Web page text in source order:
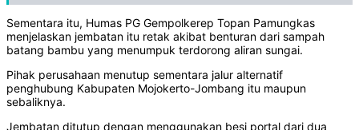
Sementara itu, Humas PG Gempolkerep Topan Pamungkas
menjelaskan jembatan itu retak akibat benturan dari sampah
batang bambu yang menumpuk terdorong aliran sungai.
Pihak perusahaan menutup sementara jalur alternatif
penghubung Kabupaten Mojokerto-Jombang itu maupun
sebaliknya.
Jembatan ditutup dengan menggunakan besi portal dari dua